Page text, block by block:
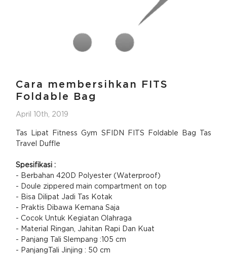
Cara membersihkan FITS
Foldable Bag
April 10th, 2019
Tas Lipat Fitness Gym SFIDN FITS Foldable Bag Tas
Travel Duffle
Spesifikasi :
- Berbahan 420D Polyester (Waterproof)
- Doule zippered main compartment on top
- Bisa Dilipat Jadi Tas Kotak
- Praktis Dibawa Kemana Saja
- Cocok Untuk Kegiatan Olahraga
- Material Ringan, Jahitan Rapi Dan Kuat
- Panjang Tali Slempang :105 cm
- PanjangTali Jinjing : 50 cm